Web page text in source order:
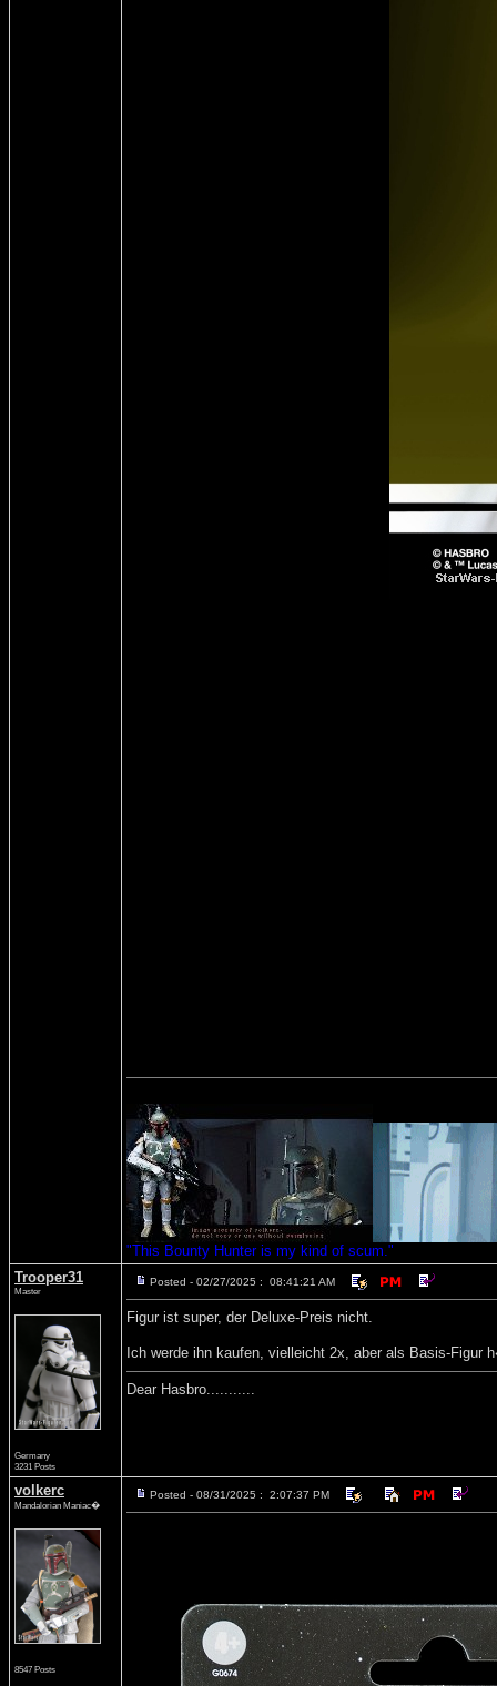
"This Bounty Hunter is my kind of scum."
Trooper31
Master
Germany
3231 Posts
Posted - 02/27/2025 : 08:41:21 AM
Figur ist super, der Deluxe-Preis nicht.
Ich werde ihn kaufen, vielleicht 2x, aber als Basis-Figur
Dear Hasbro...........
volkerc
Mandalorian Maniac�
8547 Posts
Posted - 08/31/2025 : 2:07:37 PM